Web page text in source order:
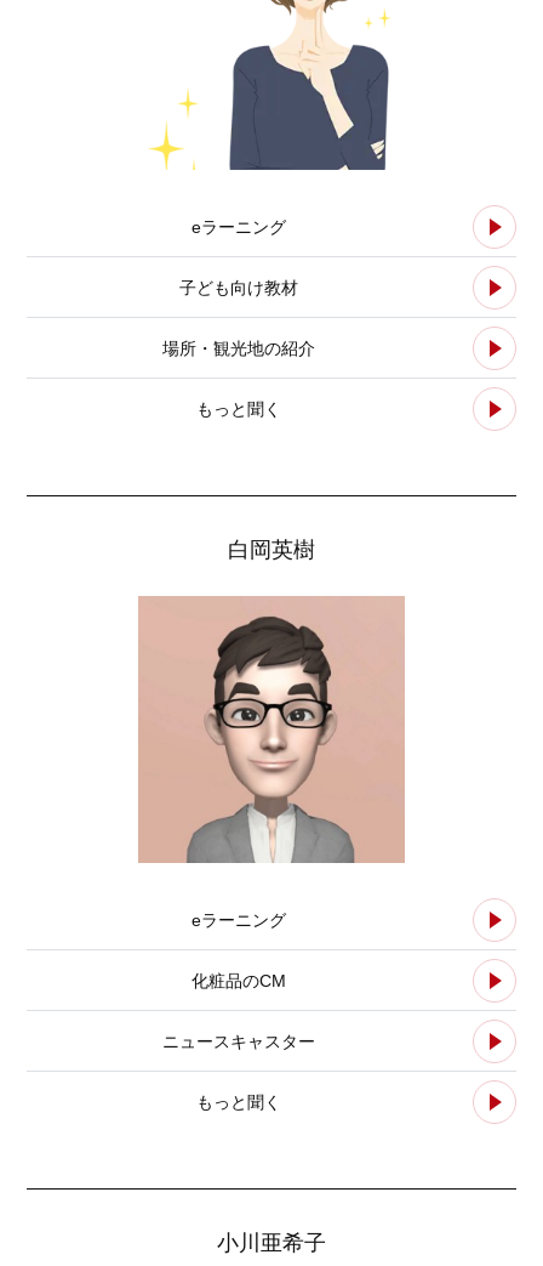
eラーニング
子ども向け教材
場所・観光地の紹介
もっと聞く
白岡英樹
eラーニング
化粧品のCM
ニュースキャスター
もっと聞く
小川亜希子